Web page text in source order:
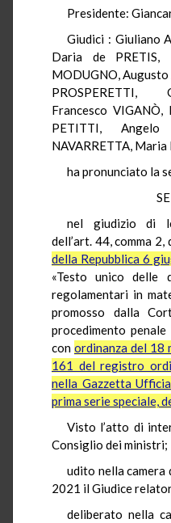
Presidente:
Giudici : Giuliano
Daria de PRETIS,
MODUGNO,
PROSPERETTI,
Francesco VIGANÒ,
PETITTI, Angelo
NAVARRETTA,
ha pronunciato la
nel giudizio di
dell’art. 44, comma 2,
della Repubblica 6
«Testo unico delle
regolamentari in
promosso dalla
procedimento
con ordinanza del 18
161 del registro
nella Gazzetta
prima serie speciale,
Visto l’atto di
Consiglio dei ministri;
udito nella camera
2021 il Giudice
deliberato nella